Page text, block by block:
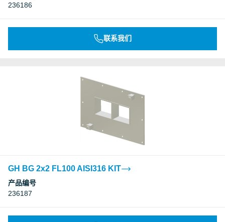
236186
联系我们
GH BG 2x2 FL100 AISI316 KIT
产品编号
236187